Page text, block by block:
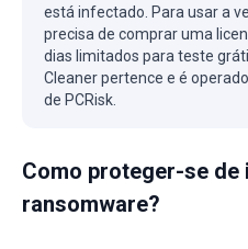
está infectado. Para usar a
precisa de comprar uma
dias limitados para teste
Cleaner pertence e é
de PCRisk.
Como proteger-se de
ransomware?